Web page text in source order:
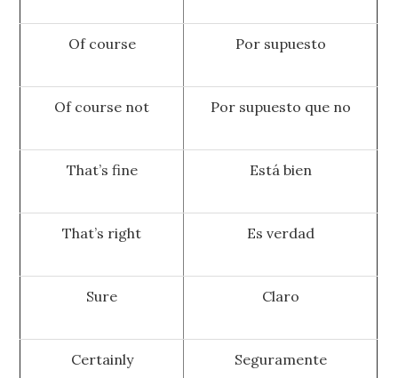
Of course Por supuesto
Of course not Por supuesto que no
That’s fine Está bien
That’s right Es verdad
Sure Claro
Certainly Seguramente